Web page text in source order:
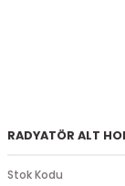
RADYATÖR ALT
Stok Kodu